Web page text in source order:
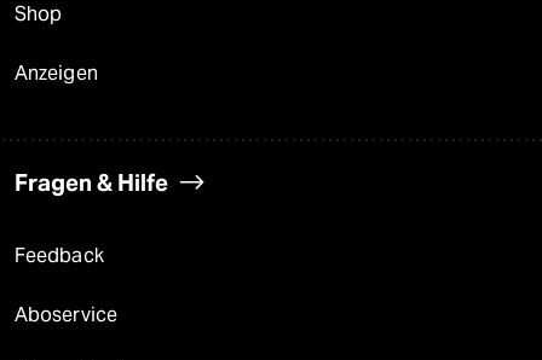
Shop
Anzeigen
Fragen & Hilfe
Feedback
Aboservice